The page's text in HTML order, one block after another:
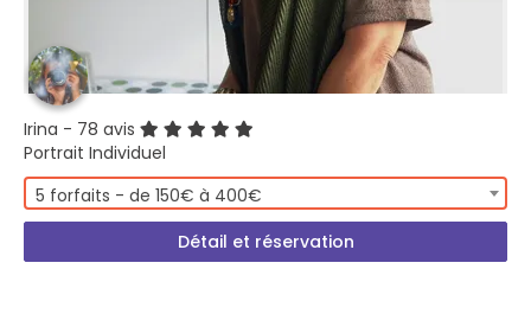
Irina - 78 avis
Portrait Individuel
5 forfaits - de 150€ à 400€
Détail et réservation